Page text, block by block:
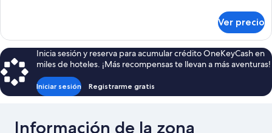
individual
básica
Ver precio
Inicia sesión y reserva para acumular crédito OneKeyCash en
miles de hoteles. ¡Más recompensas te llevan a más aventuras!
Iniciar sesión Registrarme gratis
Información de la zona